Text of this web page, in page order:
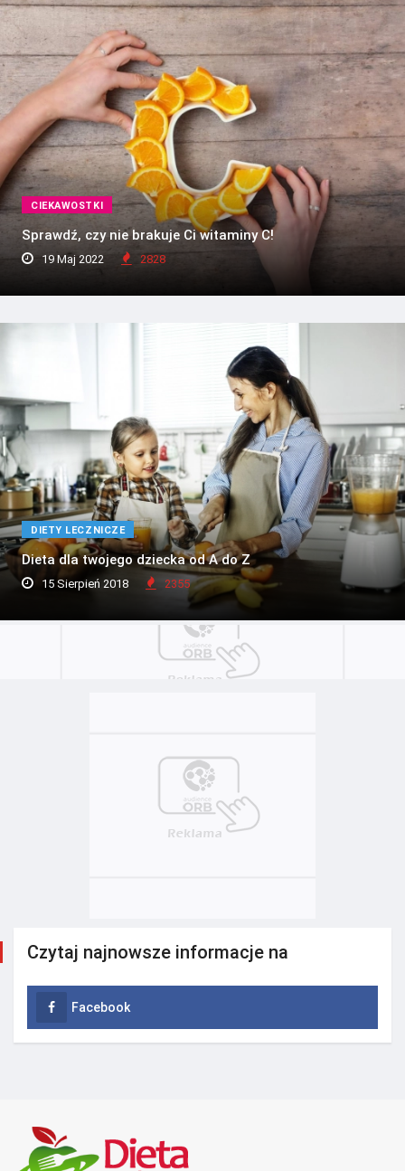
CIEKAWOSTKI
Sprawdź, czy nie brakuje Ci witaminy C!
19 Maj 2022 2828
DIETY LECZNICZE
Dieta dla twojego dziecka od A do Z
15 Sierpień 2018 2355
Czytaj najnowsze informacje na
Facebook